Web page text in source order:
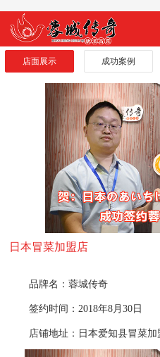
店面展示 成功案例
日本冒菜加盟店
品牌名：蓉城传奇
签约时间：2018年8月30日
店铺地址：日本爱知县冒菜加